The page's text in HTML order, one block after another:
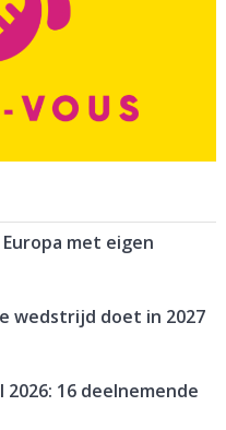
met eigen
wedstrijd doet in 2027
16 deelnemende